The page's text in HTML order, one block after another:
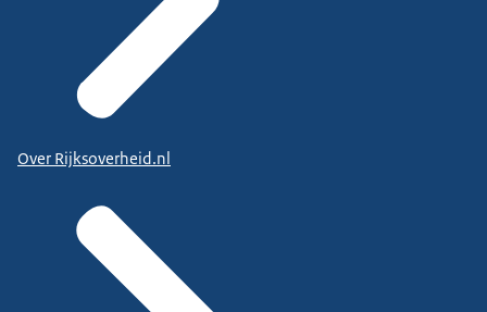
Over Rijksoverheid.nl